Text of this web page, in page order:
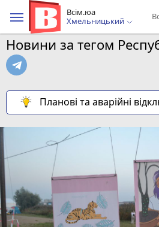
Всім.юа
Хмельницький
Новини за тегом
Планові та аварійні